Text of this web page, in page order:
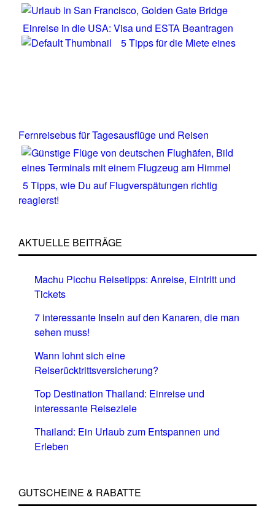
Einreise in die USA: Visa und ESTA Beantragen
5 Tipps für die Miete eines
Fernreisebus für Tagesausflüge und Reisen
5 Tipps, wie Du auf Flugverspätungen richtig
reagierst!
AKTUELLE BEITRÄGE
Machu Picchu Reisetipps: Anreise, Eintritt und
Tickets
7 interessante Inseln auf den Kanaren, die man
sehen muss!
Wann lohnt sich eine
Reiserücktrittsversicherung?
Top Destination Thailand: Einreise und
interessante Reiseziele
Thailand: Ein Urlaub zum Entspannen und
Erleben
GUTSCHEINE & RABATTE